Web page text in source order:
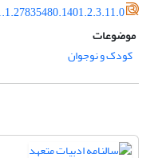
موضوعات
کودک و نوجوان